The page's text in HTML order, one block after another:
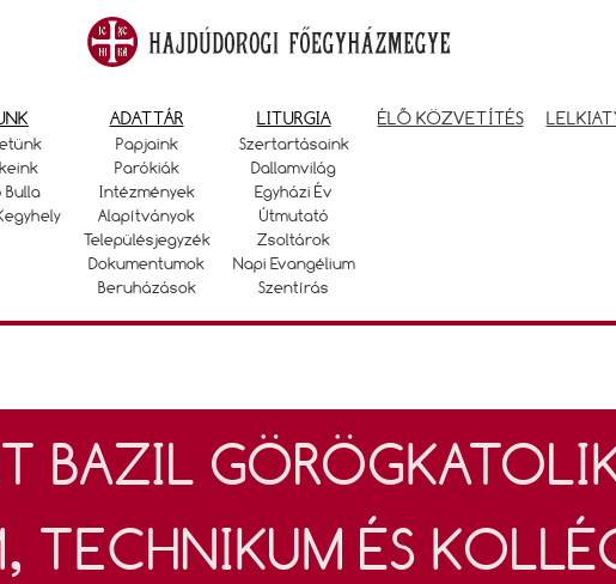
Bulla
ADATTÁR
Papjaink
Parókiák
Intézmények
Alapítványok
Településjegyzék
Dokumentumok
Beruházások
LITURGIA
Szertartásaink
Dallamvilág
Egyházi Év
Útmutató
Zsoltárok
Napi Evangélium
Szentírás
ÉLŐ KÖZVETÍTÉS
BAZIL
TECHNIKUM ÉS